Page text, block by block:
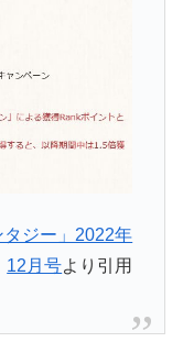
ジー」2022年
12月号より引用